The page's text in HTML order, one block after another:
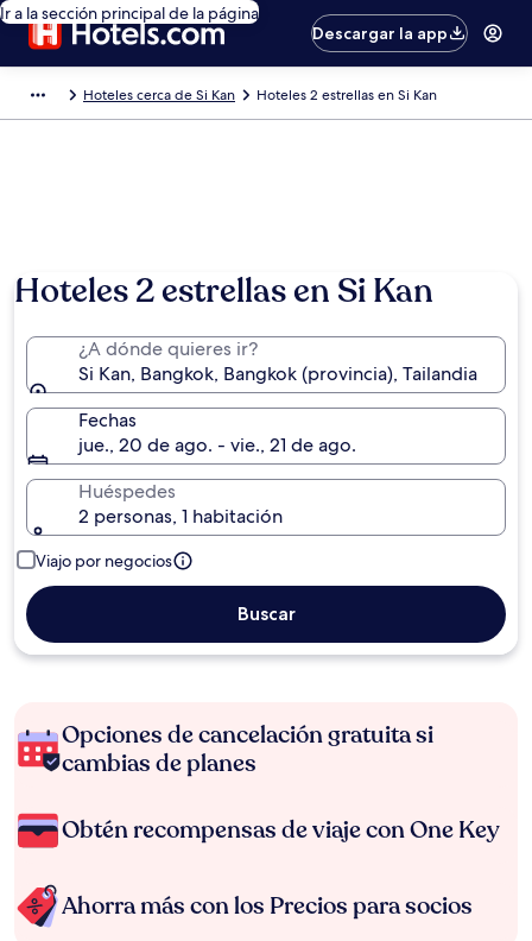
Ir a la sección principal de la página
Descargar la app
Hoteles cerca de Si Kan Hoteles 2 estrellas en Si Kan
Hoteles 2 estrellas en Si Kan
¿A dónde quieres ir?
Si Kan, Bangkok, Bangkok (provincia), Tailandia
Fechas
jue., 20 de ago. - vie., 21 de ago.
Huéspedes
2 personas, 1 habitación
Viajo por negocios
Buscar
Opciones de cancelación gratuita si
cambias de planes
Obtén recompensas de viaje con One Key
Ahorra más con los Precios para socios